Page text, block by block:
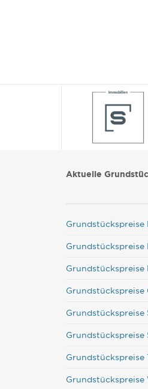
Aktuelle
Grundstückspreise
Grundstückspreise
Grundstückspreise
Grundstückspreise
Grundstückspreise
Grundstückspreise
Grundstückspreise
Grundstückspreise